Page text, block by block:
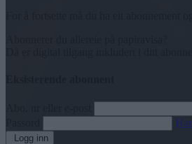
Logg inn